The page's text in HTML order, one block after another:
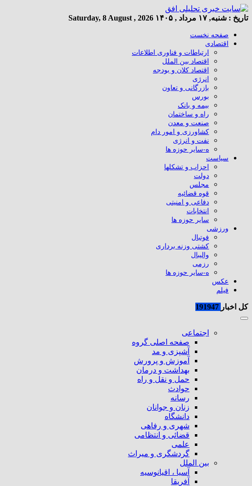
تاریخ : شنبه, ۱۷ مرداد , ۱۴۰۵ Saturday, 8 August , 2026
صفحه نخست
اقتصادی
ارتباطات و فناوری اطلاعات
اقتصاد بین الملل
اقتصاد کلان و بودجه
انرژی
بازرگانی و تعاون
بورس
بیمه و بانک
راه و ساختمان
صنعت و معدن
کشاورزی و امور دام
نفت و انرژی
ه-سایر حوزه ها
سیاست
احزاب و تشکلها
دولت
مجلس
قوه قضائیه
دفاعی و امنیتی
انتخابات
سایر حوزه ها
ورزشی
فوتبال
کشتی وزنه برداری
والیبال
رزمی
ه-سایر حوزه ها
عکس
فیلم
کل اخبار
اجتماعی
صفحه اصلی گروه
آشپزی و مد
آموزش و پرورش
بهداشت و درمان
حمل و نقل و راه
حوادث
رسانه
زنان و جوانان
دانشگاه
شهری و رفاهی
قضائی و انتظامی
علمی
گردشگری و میراث
بین الملل
آسیا ، اقیانوسیه
آفریقا